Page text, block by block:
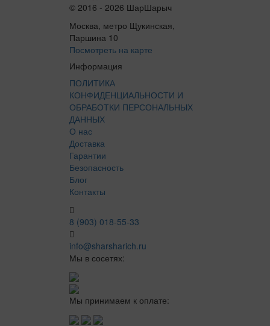
© 2016 - 2026 ШарШарыч
Москва, метро Щукинская,
Паршина 10
Посмотреть на карте
Информация
ПОЛИТИКА
КОНФИДЕНЦИАЛЬНОСТИ И
ОБРАБОТКИ ПЕРСОНАЛЬНЫХ
ДАННЫХ
О нас
Доставка
Гарантии
Безопасность
Блог
Контакты
8 (903) 018-55-33
info@sharsharich.ru
Мы в сосетях:
Мы принимаем к оплате: